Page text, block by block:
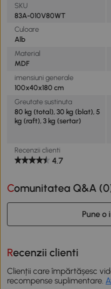
SKU
83A-010V80WT
Culoare
Alb
Material
MDF
imensiuni generale
100x40x180 cm
Greutate sustinuta
80 kg (total), 30 kg (blat), 5
kg (raft), 3 kg (sertar)
Recenzii clienti
4.7
Comunitatea Q&A (0
Pune o
Recenzii clienti
Clienții care împărtășesc
recompense suplimentare.